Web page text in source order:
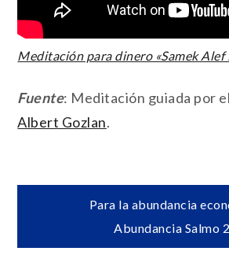
Meditación para dinero «Samek Alef
Fuente: Meditación guiada por el
Albert Gozlan.
Navegación
de
Para la abundancia
Abundancia Salmo